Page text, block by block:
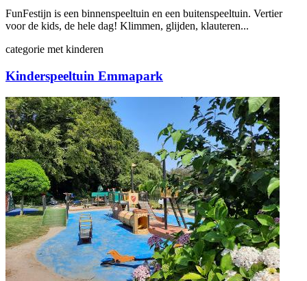
FunFestijn is een binnenspeeltuin en een buitenspeeltuin. Vertier
voor de kids, de hele dag! Klimmen, glijden, klauteren...
categorie met kinderen
Kinderspeeltuin Emmapark